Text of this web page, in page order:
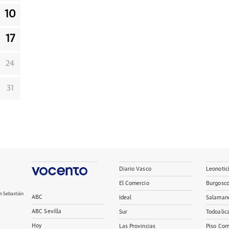
10
17
24
31
Sebastián
ABC
ABC Sevilla
Hoy
Diario Vasco
El Comercio
Ideal
Sur
Las Provincias Piso